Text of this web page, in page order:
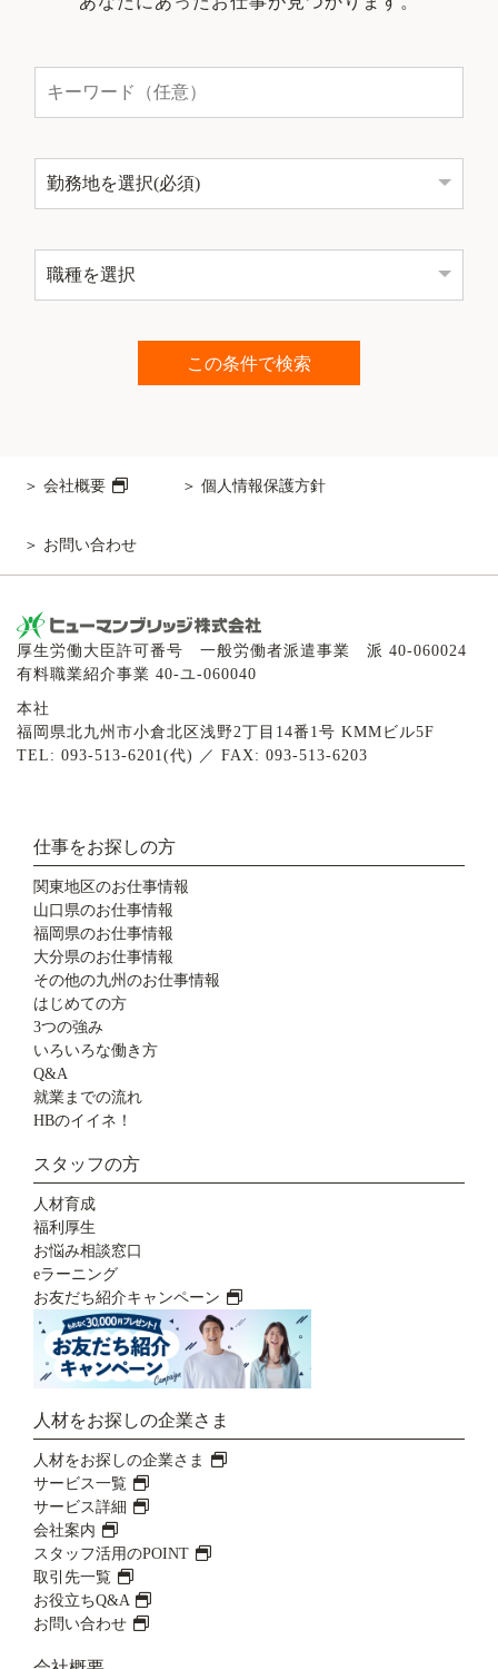
会社概要 個人情報保護方針
お問い合わせ
厚生労働大臣許可番号 一般労働者派遣事業 派 40-060024
有料職業紹介事業 40-ユ-060040
本社
福岡県北九州市小倉北区浅野2丁目14番1号 KMMビル5F
TEL: 093-513-6201(代) ／ FAX: 093-513-6203
仕事をお探しの方
関東地区のお仕事情報
山口県のお仕事情報
福岡県のお仕事情報
大分県のお仕事情報
その他の九州のお仕事情報
はじめての方
3つの強み
いろいろな働き方
Q&A
就業までの流れ
HBのイイネ！
スタッフの方
人材育成
福利厚生
お悩み相談窓口
eラーニング
お友だち紹介キャンペーン
人材をお探しの企業さま
人材をお探しの企業さま
サービス一覧
サービス詳細
会社案内
スタッフ活用のPOINT
取引先一覧
お役立ちQ&A
お問い合わせ